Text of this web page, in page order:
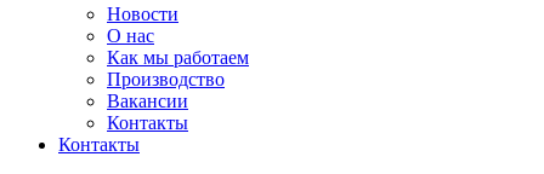
Новости
О нас
Как мы работаем
Производство
Вакансии
Контакты
Контакты